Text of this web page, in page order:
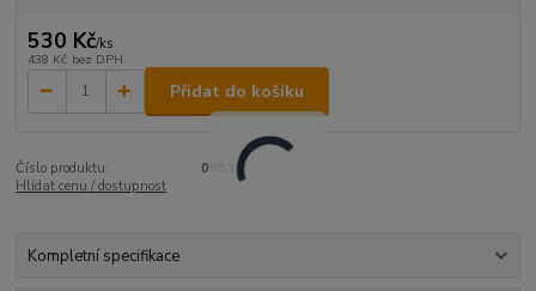
530 Kč/ks
438 Kč bez DPH
Přidat do košíku
Číslo produktu:
00032
Hlídat cenu / dostupnost
Kompletní specifikace